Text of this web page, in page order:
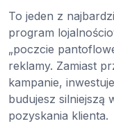
To jeden z
program
„poczcie
reklamy. Zamiast
kampanie,
budujesz silniejszą
pozyskania klienta.